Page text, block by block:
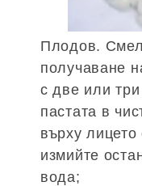
Плодов.
получаване
с две или
пастата в
върху
измийте
вода;